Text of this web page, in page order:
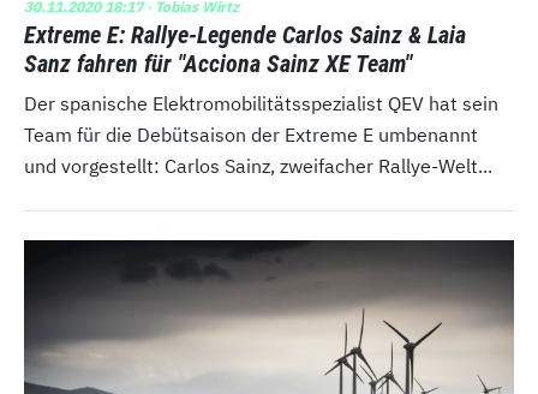
30.11.2020 18:17· Tobias Wirtz
Extreme E: Rallye-Legende Carlos Sainz & Laia
Sanz fahren für "Acciona Sainz XE Team"
Der spanische Elektromobilitätsspezialist QEV hat sein
Team für die Debütsaison der Extreme E umbenannt
und vorgestellt: Carlos Sainz, zweifacher Rallye-Welt...